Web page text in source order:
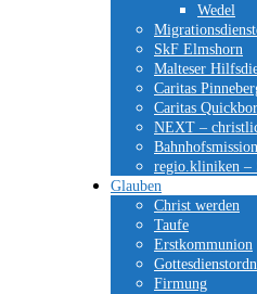
Wedel
SkF Elmshorn
Malteser
Caritas
Caritas
NEXT –
regio.kliniken –
Glauben
Christ werden
Taufe
Erstkommunion
Firmung